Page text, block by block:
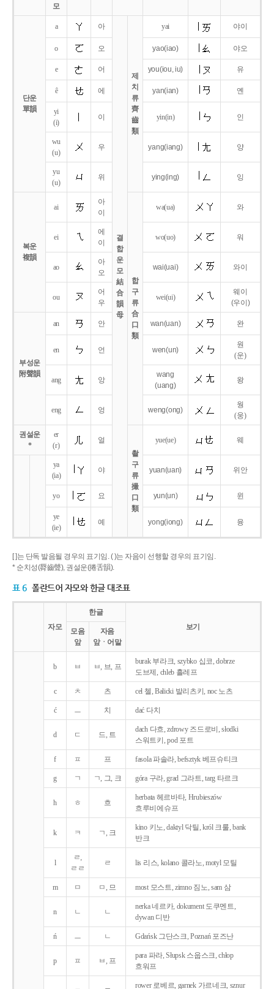
모
단운
單韻
a 아
결
합
운
모
結
合
韻
母
제
치
류
齊
齒
類
yai 야이
o 오 yao(iao) 야오
e 어 you(iou,iu) 유
ê 에 yan(ian) 옌
yi
(i)
이 yin(in) 인
wu
(u)
우 yang(iang) 양
yu
(u)
위 ying(ing) 잉
복운
複韻
ai
아
이
합
구
류
合
口
類
wa(ua) 와
ei
에
이
wo(uo) 워
ao
아
오
wai(uai) 와이
ou
어
우
wei(ui)
웨이
(우이)
부성운
附聲韻
an 안 wan(uan) 완
en 언 wen(un)
원
(운)
ang 앙
wang
(uang)
왕
eng 엉 weng(ong)
웡
(웅)
권설운
*
er
(r)
얼
촬
구
류
撮
口
類
yue(ue) 웨
ya
(ia)
야 yuan(uan) 위안
yo 요 yun(un) 윈
ye
(ie)
예 yong(iong) 융
[ ]는 단독 발음될 경우의 표기임. ( )는 자음이 선행할 경우의 표기임.
* 순치성(脣齒聲), 권설운(捲舌韻).
표 6 폴란드어 자모와 한글 대조표
자모
한글
보기
모음
앞
자음
앞ㆍ어말
b ㅂ ㅂ, 브, 프
burak 부라크, szybko 십코, dobrze
도브제, chleb 흘레프
c ㅊ 츠 cel 첼, Balicki 발리츠키, noc 노츠
ć ㅡ 치 dać 다치
d ㄷ 드, 트
dach 다흐, zdrowy 즈드로비, słodki
스워트키, pod 포트
f ㅍ 프 fasola 파솔라, befsztyk 베프슈티크
g ㄱ ㄱ, 그, 크 góra 구라, grad 그라트, targ 타르크
h ㅎ 흐
herbata 헤르바타, Hrubieszów
흐루비에슈프
k ㅋ ㄱ, 크
kino 키노, daktyl 닥틸, król 크룰, bank
반크
l
ㄹ,
ㄹㄹ
ㄹ lis 리스, kolano 콜라노, motyl 모틸
m ㅁ ㅁ, 므 most 모스트, zimno 짐노, sam 삼
n ㄴ ㄴ
nerka 네르카, dokument 도쿠멘트,
dywan 디반
ń ㅡ ㄴ Gdańsk 그단스크, Poznań 포즈난
p ㅍ ㅂ, 프
para 파라, Słupsk 스웁스크, chłop
흐워프
rower 로베르, garnek 가르네크, sznur